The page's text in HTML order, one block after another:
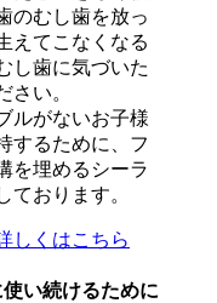
のむし歯を放っ
えてこなくなる
し歯に気づいた
さい。
ルがないお子様
するために、フ
を埋めるシーラ
ております。
しくはこちら
い続けるために